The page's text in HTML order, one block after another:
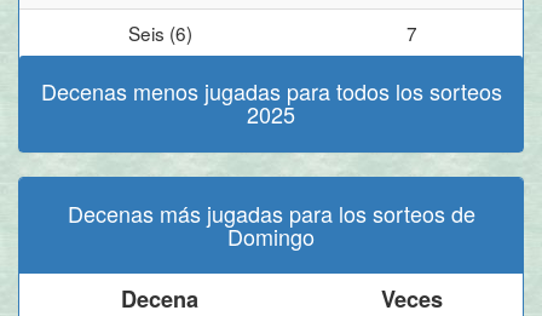
Seis (6)
7
Decenas menos jugadas para todos los sorteos
2025
Decenas más jugadas para los sorteos de
Domingo
Decena
Veces